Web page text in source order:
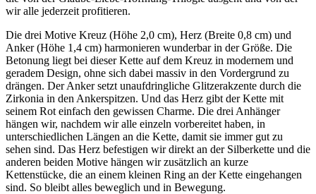
wir alle jederzeit profitieren.
Die drei Motive Kreuz (Höhe 2,0 cm), Herz (Breite 0,8 cm) und
Anker (Höhe 1,4 cm) harmonieren wunderbar in der Größe. Die
Betonung liegt bei dieser Kette auf dem Kreuz in modernem und
geradem Design, ohne sich dabei massiv in den Vordergrund zu
drängen. Der Anker setzt unaufdringliche Glitzerakzente durch die
Zirkonia in den Ankerspitzen. Und das Herz gibt der Kette mit
seinem Rot einfach den gewissen Charme. Die drei Anhänger
hängen wir, nachdem wir alle einzeln vorbereitet haben, in
unterschiedlichen Längen an die Kette, damit sie immer gut zu
sehen sind. Das Herz befestigen wir direkt an der Silberkette und die
anderen beiden Motive hängen wir zusätzlich an kurze
Kettenstücke, die an einem kleinen Ring an der Kette eingehangen
sind. So bleibt alles beweglich und in Bewegung.